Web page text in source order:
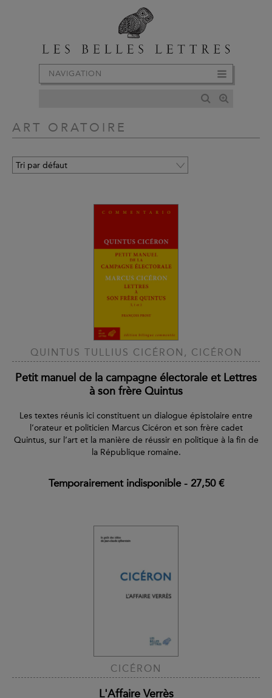
NAVIGATION
ART ORATOIRE
QUINTUS TULLIUS CICÉRON, CICÉRON
Petit manuel de la campagne électorale et Lettres
à son frère Quintus
Les textes réunis ici constituent un dialogue épistolaire entre
l’orateur et politicien Marcus Cicéron et son frère cadet
Quintus, sur l’art et la manière de réussir en politique à la fin de
la République romaine.
Temporairement indisponible- 27,50 €
CICÉRON
L'Affaire Verrès